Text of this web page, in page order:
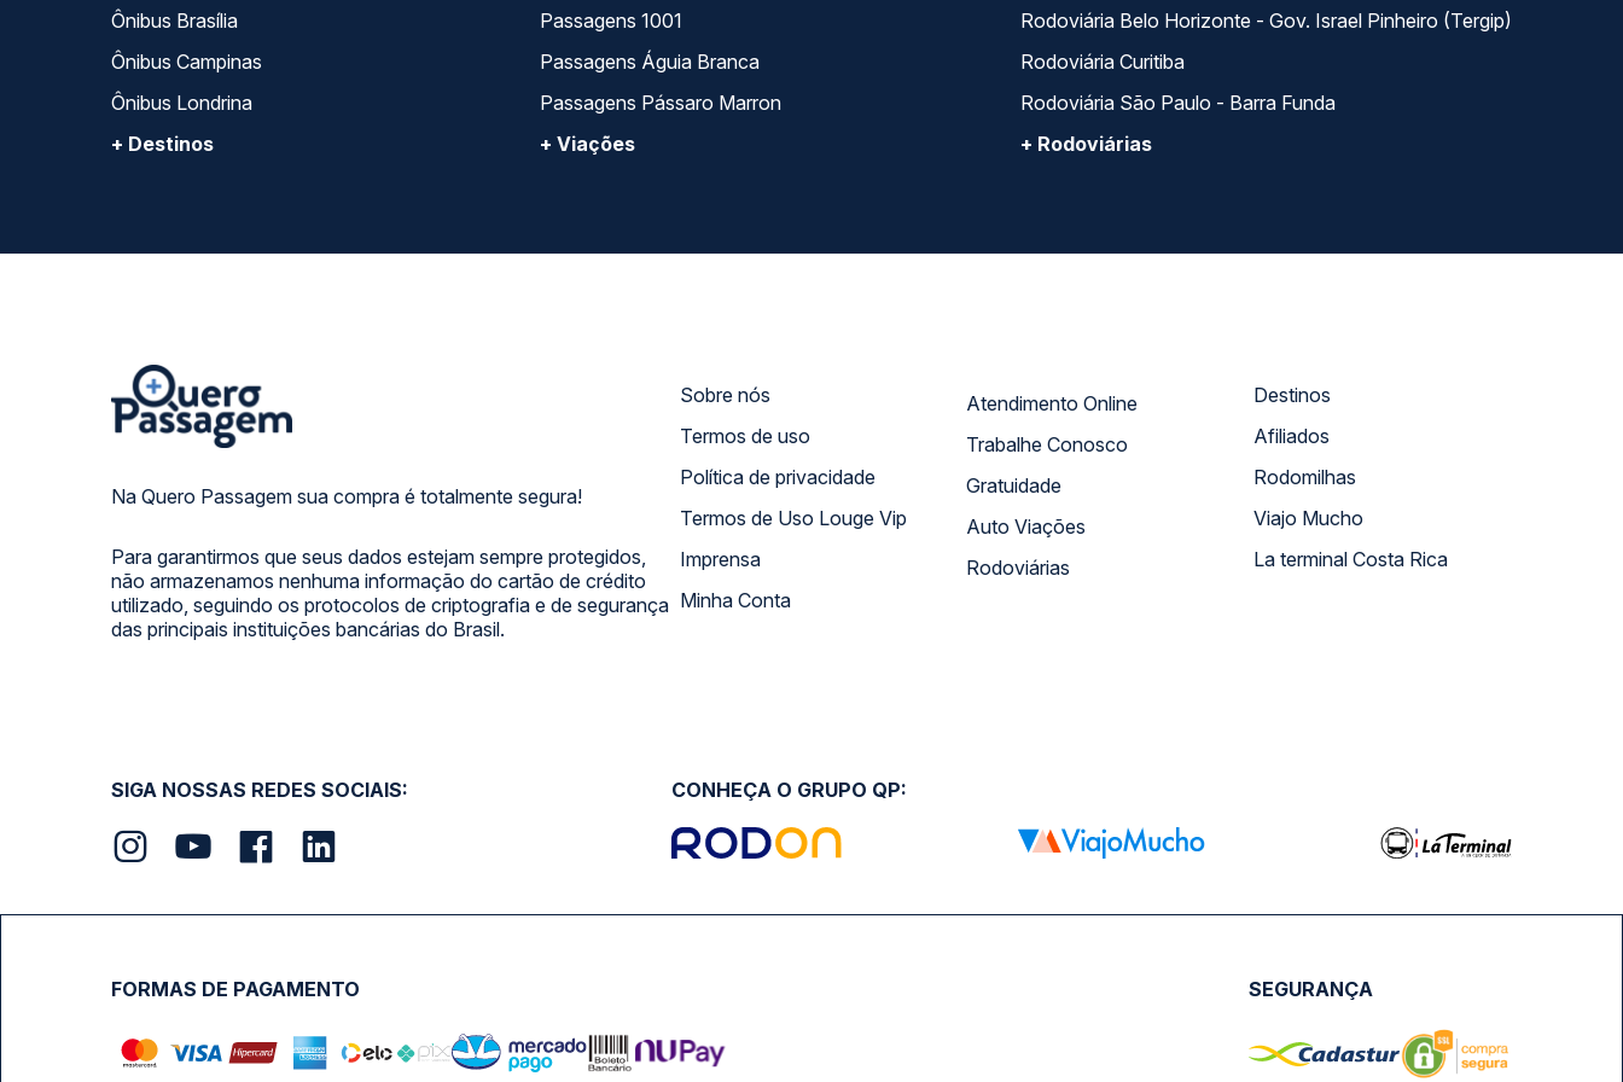
Ônibus Brasília
Ônibus Campinas
Ônibus Londrina
+ Destinos
Passagens 1001
Passagens Águia Branca
Passagens Pássaro Marron
+ Viações
Rodoviária Belo Horizonte - Gov. Israel Pinheiro (Tergip)
Rodoviária Curitiba
Rodoviária São Paulo - Barra Funda
+ Rodoviárias
Na Quero Passagem sua compra é totalmente segura!
Para garantirmos que seus dados estejam sempre protegidos,
não armazenamos nenhuma informação do cartão de crédito
utilizado, seguindo os protocolos de criptografia e de segurança
das principais instituições bancárias do Brasil.
Sobre nós
Termos de uso
Política de privacidade
Termos de Uso Louge Vip
Imprensa
Minha Conta
Atendimento Online
Trabalhe Conosco
Gratuidade
Auto Viações
Rodoviárias
Destinos
Afiliados
Rodomilhas
Viajo Mucho
La terminal Costa Rica
SIGA NOSSAS REDES SOCIAIS: CONHEÇA O GRUPO QP:
FORMAS DE PAGAMENTO SEGURANÇA